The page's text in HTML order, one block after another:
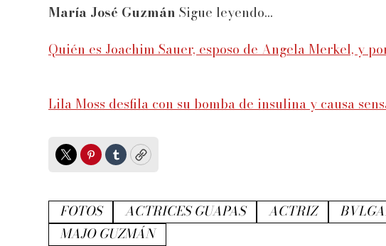
María José Guzmán Sigue leyendo...
Quién es Joachim Sauer, esposo de Angela Merkel, y
Lila Moss desfila con su bomba de insulina y causa
TwitterPinterest
TumblrCopy
FOTOS ACTRICES GUAPAS ACTRIZ
MAJO GUZMÁN